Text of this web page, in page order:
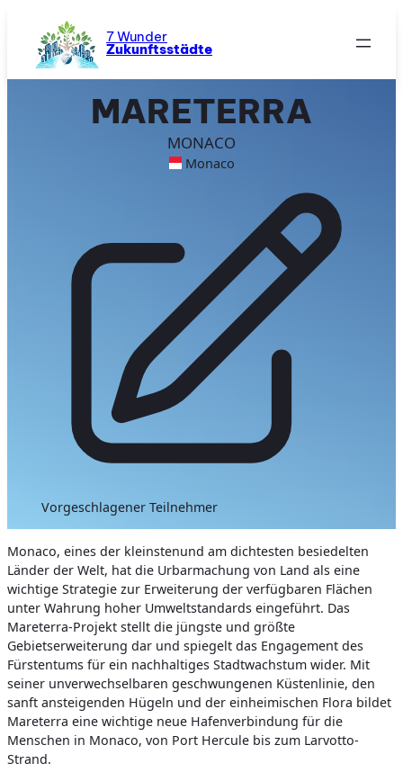
Inhalt
springen
7 Wunder
Zukunftsstädte
MARETERRA
MONACO
Monaco
Vorgeschlagener Teilnehmer
Monaco, eines der kleinstenund am dichtesten besiedelten
Länder der Welt, hat die Urbarmachung von Land als eine
wichtige Strategie zur Erweiterung der verfügbaren Flächen
unter Wahrung hoher Umweltstandards eingeführt. Das
Mareterra-Projekt stellt die jüngste und größte
Gebietserweiterung dar und spiegelt das Engagement des
Fürstentums für ein nachhaltiges Stadtwachstum wider. Mit
seiner unverwechselbaren geschwungenen Küstenlinie, den
sanft ansteigenden Hügeln und der einheimischen Flora bildet
Mareterra eine wichtige neue Hafenverbindung für die
Menschen in Monaco, von Port Hercule bis zum Larvotto-
Strand.